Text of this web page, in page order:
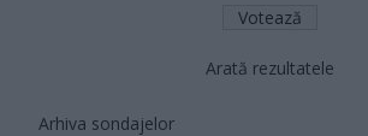
Arată rezultatele
Arhiva sondajelor